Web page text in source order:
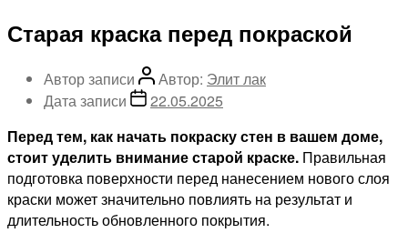
Старая краска перед покраской
Автор записи Автор: Элит лак
Дата записи
22.05.2025
Перед тем, как начать покраску стен в вашем доме,
стоит уделить внимание старой краске. Правильная
подготовка поверхности перед нанесением нового слоя
краски может значительно повлиять на результат и
длительность обновленного покрытия.